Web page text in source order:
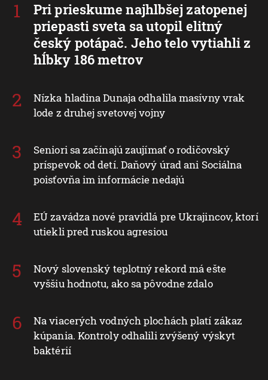
Pri prieskume najhlbšej zatopenej
priepasti sveta sa utopil elitný
český potápač. Jeho telo vytiahli z
hĺbky 186 metrov
Nízka hladina Dunaja odhalila masívny vrak
lode z druhej svetovej vojny
Seniori sa začínajú zaujímať o rodičovský
príspevok od detí. Daňový úrad ani Sociálna
poisťovňa im informácie nedajú
EÚ zavádza nové pravidlá pre Ukrajincov, ktorí
utiekli pred ruskou agresiou
Nový slovenský teplotný rekord má ešte
vyššiu hodnotu, ako sa pôvodne zdalo
Na viacerých vodných plochách platí zákaz
kúpania. Kontroly odhalili zvýšený výskyt
baktérií